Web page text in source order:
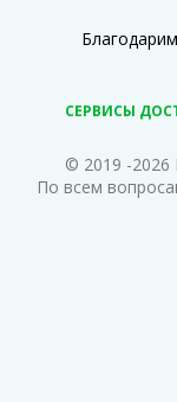
СЕРВИСЫ
© 2019 -2026
По всем